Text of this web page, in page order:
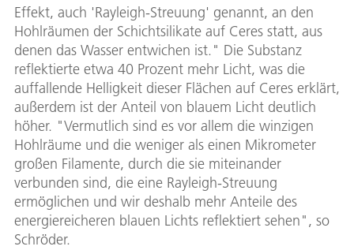
Effekt, auch 'Rayleigh-Streuung' genannt, an den
Hohlräumen der Schichtsilikate auf Ceres statt, aus
denen das Wasser entwichen ist." Die Substanz
reflektierte etwa 40 Prozent mehr Licht, was die
auffallende Helligkeit dieser Flächen auf Ceres erklärt,
außerdem ist der Anteil von blauem Licht deutlich
höher. "Vermutlich sind es vor allem die winzigen
Hohlräume und die weniger als einen Mikrometer
großen Filamente, durch die sie miteinander
verbunden sind, die eine Rayleigh-Streuung
ermöglichen und wir deshalb mehr Anteile des
energiereicheren blauen Lichts reflektiert sehen", so
Schröder.